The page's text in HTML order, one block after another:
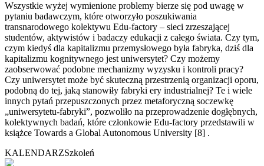
Wszystkie wyżej wymienione problemy bierze się pod uwagę w
pytaniu badawczym, które otworzyło poszukiwania
transnarodowego kolektywu Edu-factory – sieci zrzeszającej
studentów, aktywistów i badaczy edukacji z całego świata. Czy tym,
czym kiedyś dla kapitalizmu przemysłowego była fabryka, dziś dla
kapitalizmu kognitywnego jest uniwersytet? Czy możemy
zaobserwować podobne mechanizmy wyzysku i kontroli pracy?
Czy uniwersytet może być skuteczną przestrzenią organizacji oporu,
podobną do tej, jaką stanowiły fabryki ery industrialnej? Te i wiele
innych pytań przepuszczonych przez metaforyczną soczewkę
„uniwersytetu-fabryki”, pozwoliło na przeprowadzenie dogłębnych,
kolektywnych badań, które członkowie Edu-factory przedstawili w
książce Towards a Global Autonomous University [8] .
KALENDARZSzkoleń